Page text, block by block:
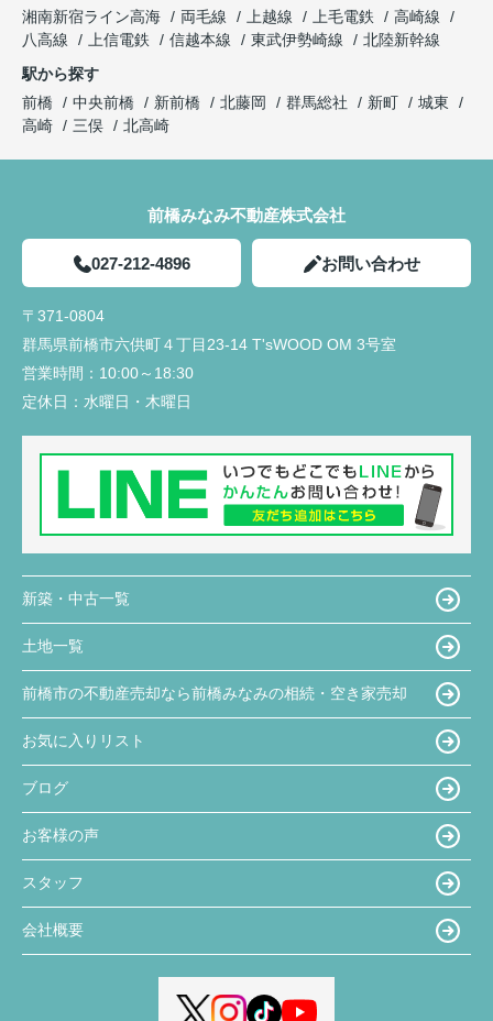
湘南新宿ライン高海
両毛線 上越線 上毛電鉄
高崎線
八高線
上信電鉄 信越本線 東武伊勢崎線
北陸新幹線
駅から探す
前橋
中央前橋 新前橋 北藤岡 群馬総社 新町
城東
高崎
三俣 北高崎
前橋みなみ不動産株式会社
027-212-4896 お問い合わせ
〒371-0804
群馬県前橋市六供町４丁目23‐14 T'sWOOD OM 3号室
営業時間： 10:00～18:30
定休日： 水曜日・木曜日
新築・中古一覧
土地一覧
前橋市の不動産売却なら前橋みなみの相続・空き家売却
お気に入りリスト
ブログ
お客様の声
スタッフ
会社概要